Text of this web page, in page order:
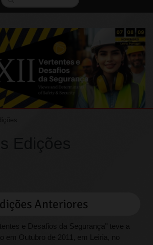
Anteriores
e Desafios da Segurança" teve a
em Outubro de 2011, em Leiria, no